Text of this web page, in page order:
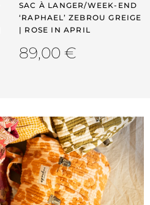
SAC À LANGER/WEEK-END
‘RAPHAEL’ ZEBROU GREIGE
| ROSE IN APRIL
89,00 €